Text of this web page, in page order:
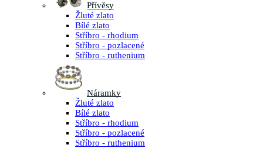
Přívěsy
Žluté zlato
Bílé zlato
Stříbro - rhodium
Stříbro - pozlacené
Stříbro - ruthenium
Náramky
Žluté zlato
Bílé zlato
Stříbro - rhodium
Stříbro - pozlacené
Stříbro - ruthenium